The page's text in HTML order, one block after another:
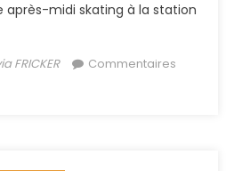
après-midi skating à la station
FRICKER
Commentaires